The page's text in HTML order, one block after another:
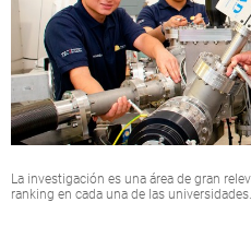
La investigación es una área de gran
ranking en cada una de las universidades.